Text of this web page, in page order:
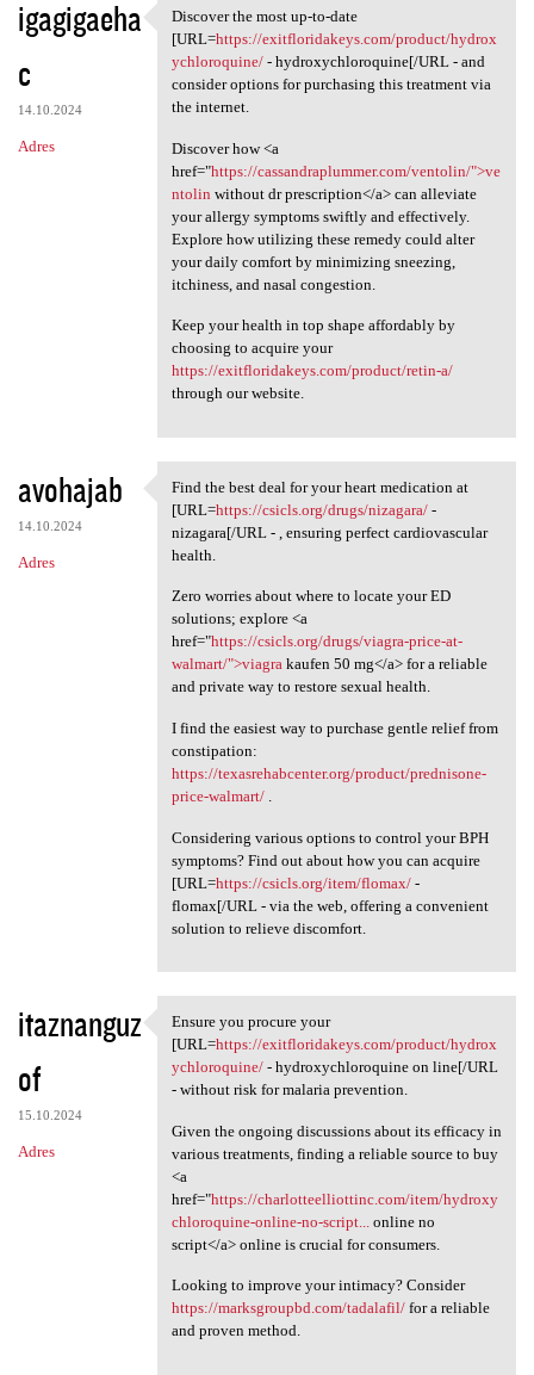
igagigaeha
c
14.10.2024
Adres
Discover the most up-to-date
Discover the most up-to-date
[URL=https://exitfloridakeys.com/product/hydrox
ychloroquine/- hydroxychloroquine[/URL - and
consider options for purchasing this treatment via
the internet.
Discover how <a
href="https://cassandraplummer.com/ventolin/">ve
ntolin without dr prescription</a> can alleviate
your allergy symptoms swiftly and effectively.
Explore how utilizing these remedy could alter
your daily comfort by minimizing sneezing,
itchiness, and nasal congestion.
Keep your health in top shape affordably by
choosing to acquire your
https://exitfloridakeys.com/product/retin-a/
through our website.
avohajab
14.10.2024
Adres
Find the best deal for your
Find the best deal for your heart medication at
[URL=https://csicls.org/drugs/nizagara/-
nizagara[/URL - , ensuring perfect cardiovascular
health.
Zero worries about where to locate your ED
solutions; explore <a
href="https://csicls.org/drugs/viagra-price-at-
walmart/">viagrakaufen 50 mg</a> for a reliable
and private way to restore sexual health.
I find the easiest way to purchase gentle relief from
constipation:
https://texasrehabcenter.org/product/prednisone-
price-walmart/.
Considering various options to control your BPH
symptoms? Find out about how you can acquire
[URL=https://csicls.org/item/flomax/-
flomax[/URL - via the web, offering a convenient
solution to relieve discomfort.
itaznanguz
of
15.10.2024
Adres
Ensure you procure your [URL
Ensure you procure your
[URL=https://exitfloridakeys.com/product/hydrox
ychloroquine/- hydroxychloroquine on line[/URL
- without risk for malaria prevention.
Given the ongoing discussions about its efficacy in
various treatments, finding a reliable source to buy
<a
href="https://charlotteelliottinc.com/item/hydroxy
chloroquine-online-no-script...
online no
script</a> online is crucial for consumers.
Looking to improve your intimacy? Consider
https://marksgroupbd.com/tadalafil/for a reliable
and proven method.